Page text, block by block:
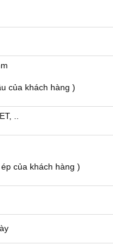
của khách hàng )
..
của khách hàng )